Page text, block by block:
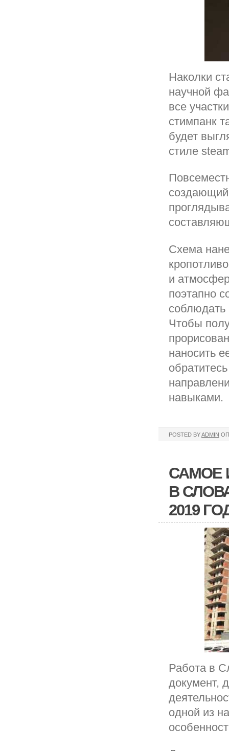
Наколки
научной
все
стимпанк
будет
стиле
Схема
и
поэтапно
соблюдать
Чтобы
наносить
навыками.
POSTED BYADMIN
САМОЕ
В
2019
Работа в
документ,
одной из